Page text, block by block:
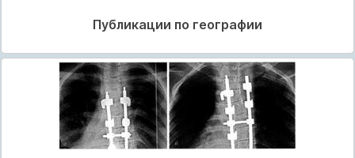
Публикации по географии